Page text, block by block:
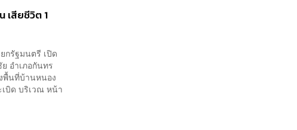
เสียชีวิต 1
กรัฐมนตรี เปิด
อำเภอกันทร
พื้นที่บ้านหนอง
เบิด บริเวณ หน้า